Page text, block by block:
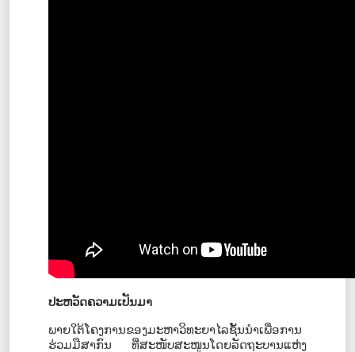
ປະຫວັດຄວາມເປັນມາ
ພາຍໃຕ້ໂຄງການຂອງມະຫາວິທະຍາໄລຊັ້ນນໍາເພື່ອການ
ຮ່ວມມືສາກົນ ທີ່ສະໜັບສະໜູນໂດຍລັດຖະບານແຫ່ງ